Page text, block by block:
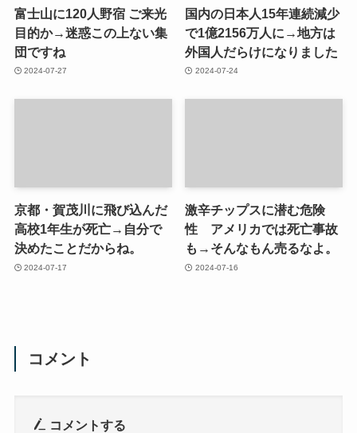
富士山に120人野宿 ご来光
目的か→迷惑この上ない集
団ですね
2024-07-27
国内の日本人15年連続減少
で1億2156万人に→地方は
外国人だらけになりました
2024-07-24
京都・賀茂川に飛び込んだ
高校1年生が死亡→自分で
決めたことだからね。
2024-07-17
激辛チップスに潜む危険
性 アメリカでは死亡事故
も→そんなもん売るなよ。
2024-07-16
コメント
コメントする